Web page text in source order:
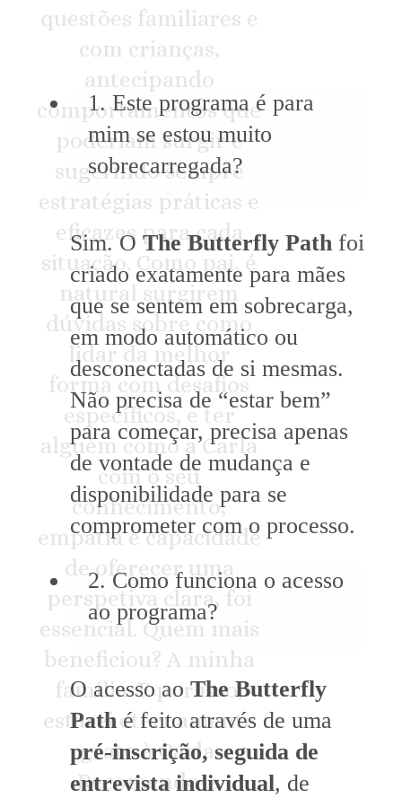
questões familiares e
com crianças,
antecipando
comportamentos que
poderiam surgir e
sugerindo sempre
estratégias práticas e
eficazes para cada
situação. Como pai, é
natural surgirem
dúvidas sobre como
lidar da melhor
forma com desafios
específicos, e ter
alguém como a Carla
com o seu
conhecimento,
empatia e capacidade
de oferecer uma
perspetiva clara, foi
essencial. Quem mais
beneficiou? A minha
família. E por isso,
estarei eternamente
grato à Carla.
Recomendo-a
1. Este programa é para
mim se estou muito
sobrecarregada?
Sim. O The Butterfly Path foi
criado exatamente para mães
que se sentem em sobrecarga,
em modo automático ou
desconectadas de si mesmas.
Não precisa de “estar bem”
para começar, precisa apenas
de vontade de mudança e
disponibilidade para se
comprometer com o processo.
2. Como funciona o acesso
ao programa?
O acesso aoThe Butterfly
Pathé feito através de uma
pré-inscrição, seguida de
entrevista individual, de